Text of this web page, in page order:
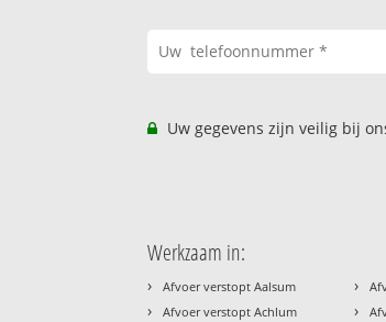
Uw gegevens zijn veilig bij
Werkzaam in:
› Afvoer verstopt Aalsum
› Afvoer verstopt Achlum
›
›